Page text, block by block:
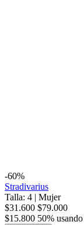
-60%
Stradivarius
Talla: 4 | Mujer
$31.600 $79.000
$15.800 50% usando